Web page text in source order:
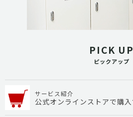
PICK UP
ピックアップ
サービス紹介
公式オンラインストアで購入